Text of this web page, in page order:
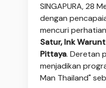
SINGAPURA, 28
dengan
mencuri
Satur, Ink
Pittaya. Deretan
menjadikan
Man Thailand"